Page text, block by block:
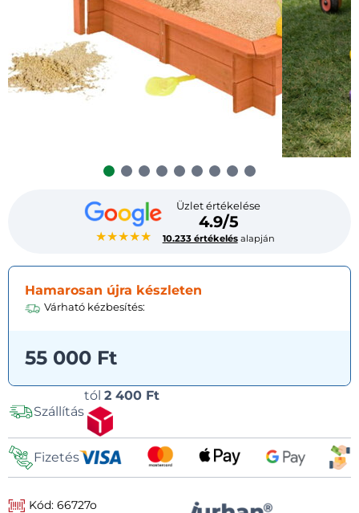
★★★★★
Üzlet értékelése
4.9/5
10.233 értékelésalapján
Hamarosan újra készleten
Várható kézbesítés:
55 000 Ft
Szállítás
tól 2 400 Ft
Fizetés
Kód: 66727o